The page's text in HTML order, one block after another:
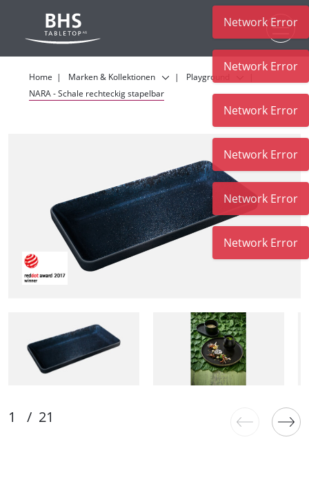
Home Marken & Kollektionen
Playground
NARA - Schale rechteckig stapelbar
Network Error
Network Error
Network Error
Network Error
Network Error
Network Error